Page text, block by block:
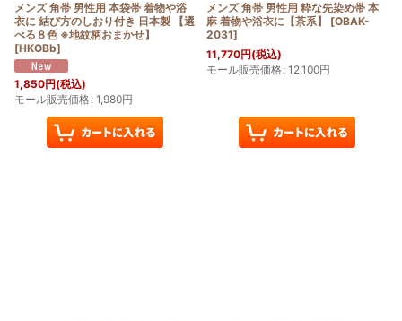
メンズ 角帯 男性用 本袋帯 着物や浴
衣に 結び方のしおり付き 日本製 【選
べる８色 ※地紋柄おまかせ】
[HKOBb]
1,850円(税込)
モール販売価格: 1,980円
メンズ 角帯 男性用 粋な先染め帯 本
麻 着物や浴衣に【茶系】
[OBAK-
2031]
11,770円(税込)
モール販売価格: 12,100円